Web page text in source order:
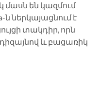
մասն են կազմում
ն ներկայացնում է
տակդիր, որն
դիզայնով և բացառիկ